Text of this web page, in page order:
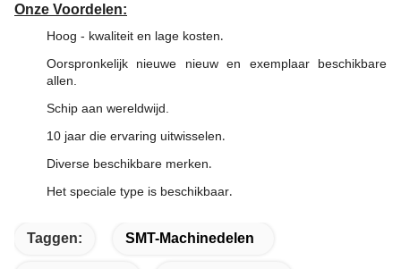
Onze Voordelen:
Hoog - kwaliteit en lage kosten.
Oorspronkelijk nieuwe nieuw en exemplaar beschikbare
allen.
Schip aan wereldwijd.
10 jaar die ervaring uitwisselen.
Diverse beschikbare merken.
Het speciale type is beschikbaar.
Taggen: SMT-Machinedelen